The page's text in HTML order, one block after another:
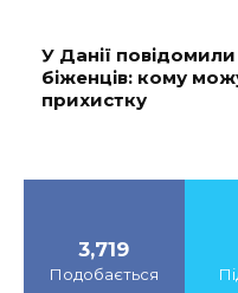
У Данії
біженців: кому
прихистку
3,719
Подобається